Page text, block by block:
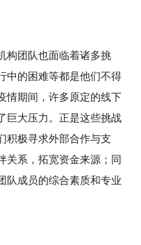
构团队也面临着诸多挑
中的困难等都是他们不得
情期间，许多原定的线下
巨大压力。正是这些挑战
积极寻求外部合作与支
关系，拓宽资金来源；同
队成员的综合素质和专业